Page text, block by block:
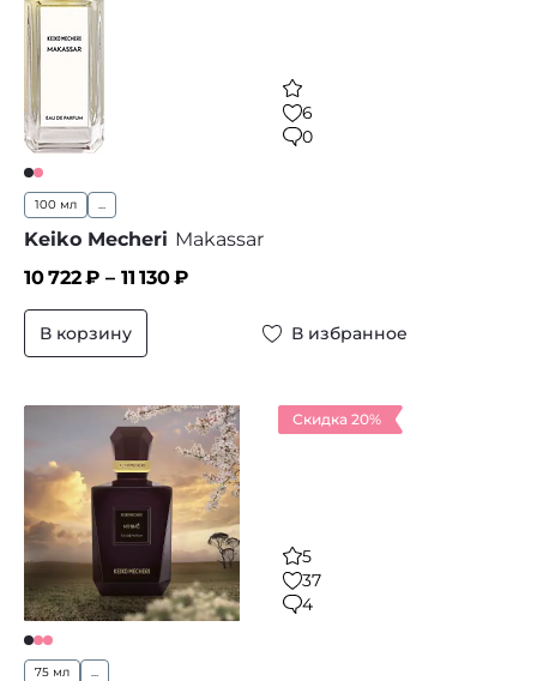
6
0
100 мл ...
Keiko Mecheri Makassar
10 722₽ – 11 130₽
В корзину В избранное
Скидка 20%
5
37
4
75 мл ...